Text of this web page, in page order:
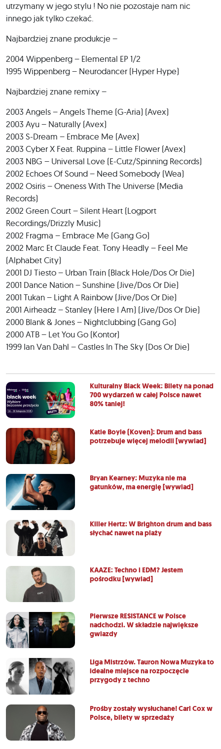
utrzymany w jego stylu ! No nie pozostaje nam nic
innego jak tylko czekać.
Najbardziej znane produkcje –
2004 Wippenberg – Elemental EP 1/2
1995 Wippenberg – Neurodancer (Hyper Hype)
Najbardziej znane remixy –
2003 Angels – Angels Theme (G-Aria) (Avex)
2003 Ayu – Naturally (Avex)
2003 S-Dream – Embrace Me (Avex)
2003 Cyber X Feat. Ruppina – Little Flower (Avex)
2003 NBG – Universal Love (E-Cutz/Spinning Records)
2002 Echoes Of Sound – Need Somebody (Wea)
2002 Osiris – Oneness With The Universe (Media
Records)
2002 Green Court – Silent Heart (Logport
Recordings/Drizzly Music)
2002 Fragma – Embrace Me (Gang Go)
2002 Marc Et Claude Feat. Tony Headly – Feel Me
(Alphabet City)
2001 DJ Tiesto – Urban Train (Black Hole/Dos Or Die)
2001 Dance Nation – Sunshine (Jive/Dos Or Die)
2001 Tukan – Light A Rainbow (Jive/Dos Or Die)
2001 Airheadz – Stanley (Here I Am) (Jive/Dos Or Die)
2000 Blank & Jones – Nightclubbing (Gang Go)
2000 ATB – Let You Go (Kontor)
1999 Ian Van Dahl – Castles In The Sky (Dos Or Die)
Kulturalny Black Week: Bilety na ponad
700 wydarzeń w całej Polsce nawet
80% taniej!
Katie Boyle (Koven): Drum and bass
potrzebuje więcej melodii [wywiad]
Bryan Kearney: Muzyka nie ma
gatunków, ma energię [wywiad]
Killer Hertz: W Brighton drum and bass
słychać nawet na plaży
KAAZE: Techno i EDM? Jestem
pośrodku [wywiad]
Pierwsze RESISTANCE w Polsce
nadchodzi. W składzie największe
gwiazdy
Liga Mistrzów. Tauron Nowa Muzyka to
idealne miejsce na rozpoczęcie
przygody z techno
Prośby zostały wysłuchane! Carl Cox w
Polsce, bilety w sprzedaży